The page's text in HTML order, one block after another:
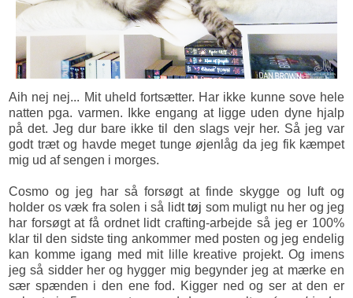
Aih nej nej... Mit uheld fortsætter. Har ikke kunne sove hele
natten pga. varmen. Ikke engang at ligge uden dyne hjalp
på det. Jeg dur bare ikke til den slags vejr her. Så jeg var
godt træt og havde meget tunge øjenlåg da jeg fik kæmpet
mig ud af sengen i morges.
Cosmo og jeg har så forsøgt at finde skygge og luft og
holder os væk fra solen i så lidttøj som muligt nu her og jeg
har forsøgt at få ordnet lidt crafting-arbejde så jeg er 100%
klar til den sidste ting ankommer med posten og jeg endelig
kan komme igang med mit lille kreative projekt. Og imens
jeg så sidder her og hygger mig begynder jeg at mærke en
sær spænden i den ene fod. Kigger ned og ser at den er